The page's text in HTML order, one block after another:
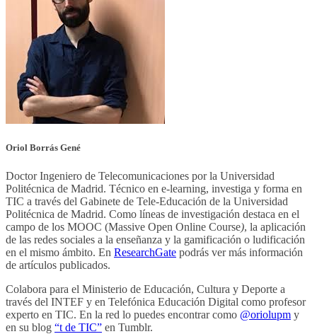
Oriol Borrás Gené
Doctor Ingeniero de Telecomunicaciones por la Universidad
Politécnica de Madrid. Técnico en e-learning, investiga y forma en
TIC a través del Gabinete de Tele-Educación de la Universidad
Politécnica de Madrid. Como líneas de investigación destaca en el
campo de los MOOC (Massive Open Online Course), la aplicación
de las redes sociales a la enseñanza y la gamificación o ludificación
en el mismo ámbito. En ResearchGate podrás ver más información
de artículos publicados.
Colabora para el Ministerio de Educación, Cultura y Deporte a
través del INTEF y en Telefónica Educación Digital como profesor
experto en TIC. En la red lo puedes encontrar como @oriolupm y
en su blog “t de TIC” en Tumblr.